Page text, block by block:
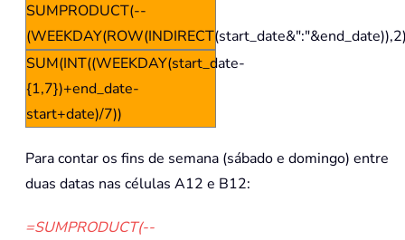
SUMPRODUCT(--
SUM(INT((WEEKDAY(start_date-
{1,7})+end_date-
start+date)/7))
Para contar os fins de semana (sábado e domingo) entre
duas datas nas células A12 e B12:
=SUMPRODUCT(--